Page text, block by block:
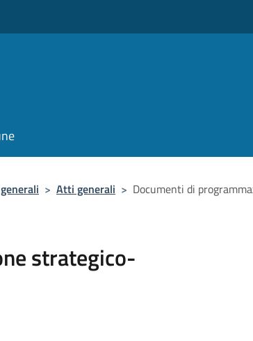
> Atti generali > Documenti di
strategico-